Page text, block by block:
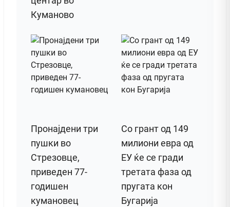
Куманово
Пронајдени три
пушки во
Стрезовце,
приведен 77-
годишен
кумановец
Со грант од 149
милиони евра од
ЕУ ќе се гради
третата фаза од
пругата кон
Бугарија